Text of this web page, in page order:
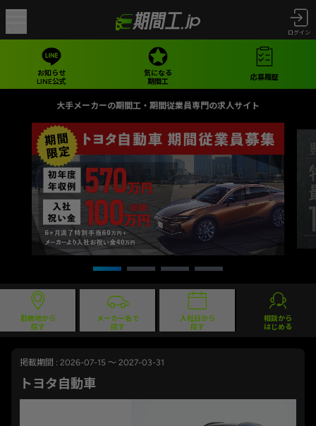
ログイン
お知らせ
LINE公式
気になる
期間工
応募履歴
大手メーカーの期間工・期間従業員専門の求人サイト
勤務地から
探す
メーカー名で
探す
入社日から
探す
相談から
はじめる
掲載期間 : 2026-07-15 ～ 2027-03-31
トヨタ自動車